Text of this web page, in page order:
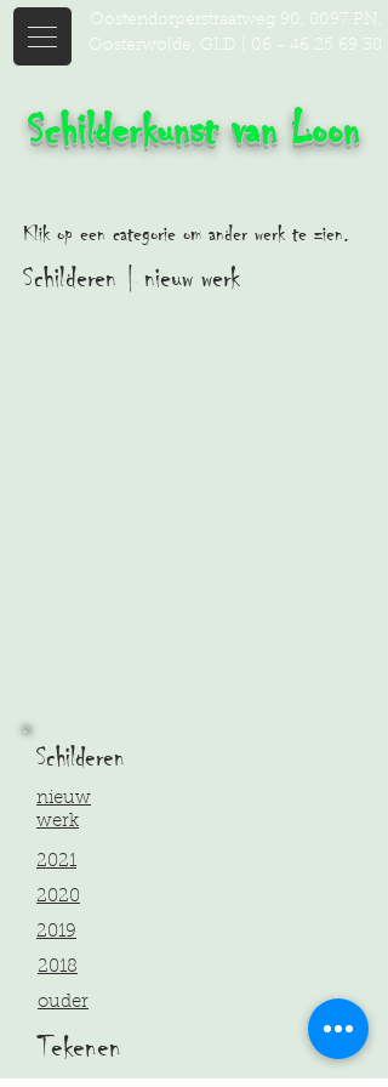
Oostendorperstraatweg 90, 8097 PN,
Oosterwolde, GLD |
06 - 46 25 69 38
Schilderkunst van Loon
Klik op een categorie om ander werk te zien.
Schilderen | nieuw werk
Schilderen
nieuw
werk
2021
2020
2019
2018
ouder
Tekenen